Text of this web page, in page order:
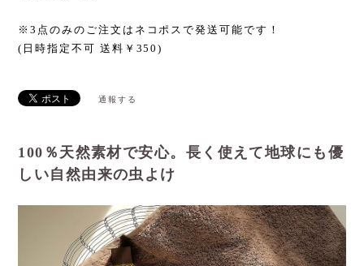
※3点のみのご注文はネコポスで発送可能です！
(日時指定不可 送料￥350)
通報する
100％天然素材で安心。長く使えて地球にも優
しい自然由来の虫よけ